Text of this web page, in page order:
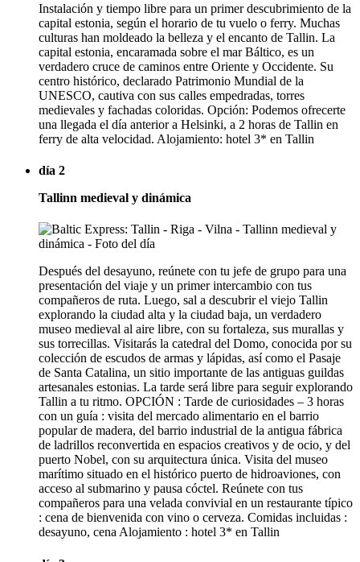
Instalación y tiempo libre para un primer descubrimiento de la
capital estonia, según el horario de tu vuelo o ferry. Muchas
culturas han moldeado la belleza y el encanto de Tallin. La
capital estonia, encaramada sobre el mar Báltico, es un
verdadero cruce de caminos entre Oriente y Occidente. Su
centro histórico, declarado Patrimonio Mundial de la
UNESCO, cautiva con sus calles empedradas, torres
medievales y fachadas coloridas. Opción: Podemos ofrecerte
una llegada el día anterior a Helsinki, a 2 horas de Tallin en
ferry de alta velocidad. Alojamiento: hotel 3* en Tallin
día 2
Tallinn medieval y dinámica
Después del desayuno, reúnete con tu jefe de grupo para una
presentación del viaje y un primer intercambio con tus
compañeros de ruta. Luego, sal a descubrir el viejo Tallin
explorando la ciudad alta y la ciudad baja, un verdadero
museo medieval al aire libre, con su fortaleza, sus murallas y
sus torrecillas. Visitarás la catedral del Domo, conocida por su
colección de escudos de armas y lápidas, así como el Pasaje
de Santa Catalina, un sitio importante de las antiguas guildas
artesanales estonias. La tarde será libre para seguir explorando
Tallin a tu ritmo. OPCIÓN : Tarde de curiosidades – 3 horas
con un guía : visita del mercado alimentario en el barrio
popular de madera, del barrio industrial de la antigua fábrica
de ladrillos reconvertida en espacios creativos y de ocio, y del
puerto Nobel, con su arquitectura única. Visita del museo
marítimo situado en el histórico puerto de hidroaviones, con
acceso al submarino y pausa cóctel. Reúnete con tus
compañeros para una velada convivial en un restaurante típico
: cena de bienvenida con vino o cerveza. Comidas incluidas :
desayuno, cena Alojamiento : hotel 3* en Tallin